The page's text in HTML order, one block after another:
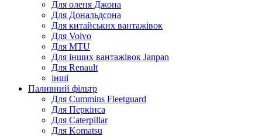
Для оленя Джона
Для Дональдсона
Для китайських вантажівок
Для Volvo
Для MTU
Для інших вантажівок Janpan
Для Renault
інші
Паливний фільтр
Для Cummins Fleetguard
Для Перкінса
Для Caterpillar
Для Komatsu